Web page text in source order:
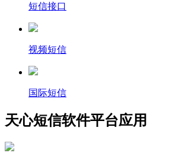
短信接口
视频短信
国际短信
天心短信软件平台应用